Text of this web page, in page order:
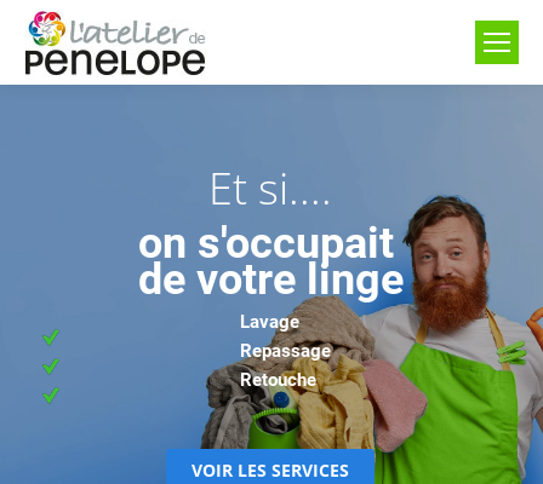
Et si....
on s'occupait
de votre linge
Lavage
Repassage
Retouche
VOIR LES SERVICES